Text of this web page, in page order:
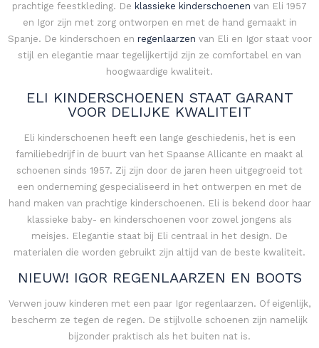
prachtige feestkleding. De klassieke kinderschoenen van Eli 1957
en Igor zijn met zorg ontworpen en met de hand gemaakt in
Spanje. De kinderschoen en regenlaarzen van Eli en Igor staat voor
stijl en elegantie maar tegelijkertijd zijn ze comfortabel en van
hoogwaardige kwaliteit.
ELI KINDERSCHOENEN STAAT GARANT
VOOR DELIJKE KWALITEIT
Eli kinderschoenen heeft een lange geschiedenis, het is een
familiebedrijf in de buurt van het Spaanse Allicante en maakt al
schoenen sinds 1957. Zij zijn door de jaren heen uitgegroeid tot
een onderneming gespecialiseerd in het ontwerpen en met de
hand maken van prachtige kinderschoenen. Eli is bekend door haar
klassieke baby- en kinderschoenen voor zowel jongens als
meisjes. Elegantie staat bij Eli centraal in het design. De
materialen die worden gebruikt zijn altijd van de beste kwaliteit.
NIEUW! IGOR REGENLAARZEN EN BOOTS
Verwen jouw kinderen met een paar Igor regenlaarzen. Of eigenlijk,
bescherm ze tegen de regen. De stijlvolle schoenen zijn namelijk
bijzonder praktisch als het buiten nat is.